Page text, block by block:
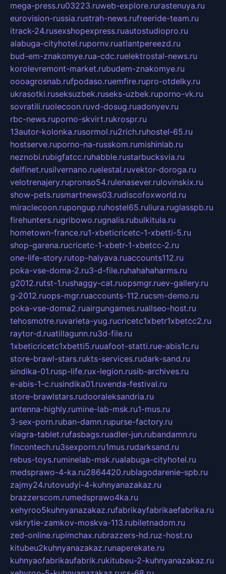
mega-press.ru03223.ruweb-explore.rurastenuya.ru
eurovision-russia.rustrah-news.rufreeride-team.ru
itrack-24.rusexshopexpress.ruautostudiopro.ru
alabuga-cityhotel.rupornv.ruatlantpereezd.ru
bud-em-znakomye.rua-cdc.ruelektrostal-news.ru
korolevremont-market.rubudem-znakomye.ru
oooagrosnab.rufpodaso.ruemfire.rupro-otdelky.ru
ukrasotki.ruseksuzbek.ruseks-uzbek.ruporno-vk.ru
sovratili.ruolecoon.ruvd-dosug.ruadonyev.ru
rbc-news.ruporno-skvirt.rukrospr.ru
13autor-kolonka.rusormol.ru2rich.ruhostel-65.ru
hostserve.ruporno-na-russkom.rumishinlab.ru
neznobi.rubigfatcc.ruhabble.rustarbucksvia.ru
delfinet.rusilvernano.ruelestal.ruvektor-doroga.ru
velotrenajery.rupronso54.rulenasever.rulovinskix.ru
show-pets.rusmartnews03.rudiscofoxworld.ru
miraclecoon.rupongup.ruhostel65.ruliura.ruglasspb.ru
firehunters.rugribowo.rugnalis.rubulkitula.ru
hometown-france.ru1-xbeticricetc-1-xbetti-5.ru
shop-garena.rucricetc-1-xbetr-1-xbetcc-2.ru
one-life-story.rutop-halyava.ruaccounts112.ru
poka-vse-doma-2.ru3-d-file.ruhahahaharms.ru
g2012.rutst-1.rushaggy-cat.ruopsmgr.ruev-gallery.ru
g-2012.ruops-mgr.ruaccounts-112.rucsm-demo.ru
poka-vse-doma2.ruairgungames.ruallseo-host.ru
tehosmotre.ruvarieta-yug.rucricetc1xbetr1xbetcc2.ru
raytor-d.ruatillagunn.ru3d-file.ru
1xbeticricetc1xbetti5.ruuafoot-statti.rue-abis1c.ru
store-brawl-stars.rukts-services.rudark-sand.ru
sindika-01.rusp-life.rux-legion.rusib-archives.ru
e-abis-1-c.rusindika01.ruvenda-festival.ru
store-brawlstars.rudooraleksandria.ru
antenna-highly.rumine-lab-msk.ru1-mus.ru
3-sex-porn.ruban-damn.rupurse-factory.ru
viagra-tablet.rufasbags.ruadler-jun.rubandamn.ru
fincontech.ru3sexporn.ru1mus.rudarksand.ru
rebus-toys.ruminelab-msk.rualabuga-cityhotel.ru
medsprawo-4-ka.ru2864420.rublagodarenie-spb.ru
zajmy24.rutovudyi-4-kuhnyanazakaz.ru
brazzerscom.rumedsprawo4ka.ru
xehyroo5kuhnyanazakaz.rufabrikayfabrikaefabrika.ru
vskrytie-zamkov-moskva-113.rubiletnadom.ru
zed-online.rupimchax.rubrazzers-hd.ruz-host.ru
kitubeu2kuhnyanazakaz.runaperekate.ru
kuhnyaofabrikaufabrik.rukitubeu-2-kuhnyanazakaz.ru